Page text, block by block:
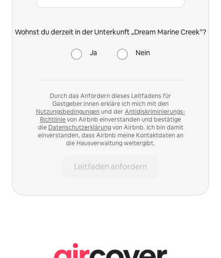
Wohnst du derzeit in der Unterkunft „Dream Marine Creek“?
Ja Nein
Durch das Anfordern dieses Leitfadens für
Gastgeber:innen erkläre ich mich mit den
Nutzungsbedingungen und der Antidiskriminierungs-
Richtlinievon Airbnb einverstanden und bestätige
die Datenschutzerklärungvon Airbnb. Ich bin damit
einverstanden, dass Airbnb meine Kontaktdaten an
die Hausverwaltung weitergibt.
Leitfaden anfordern